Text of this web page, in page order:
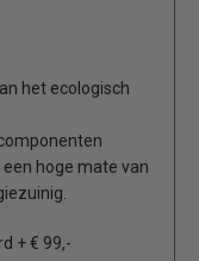
het ecologisch
hoge mate van
+ € 99,-